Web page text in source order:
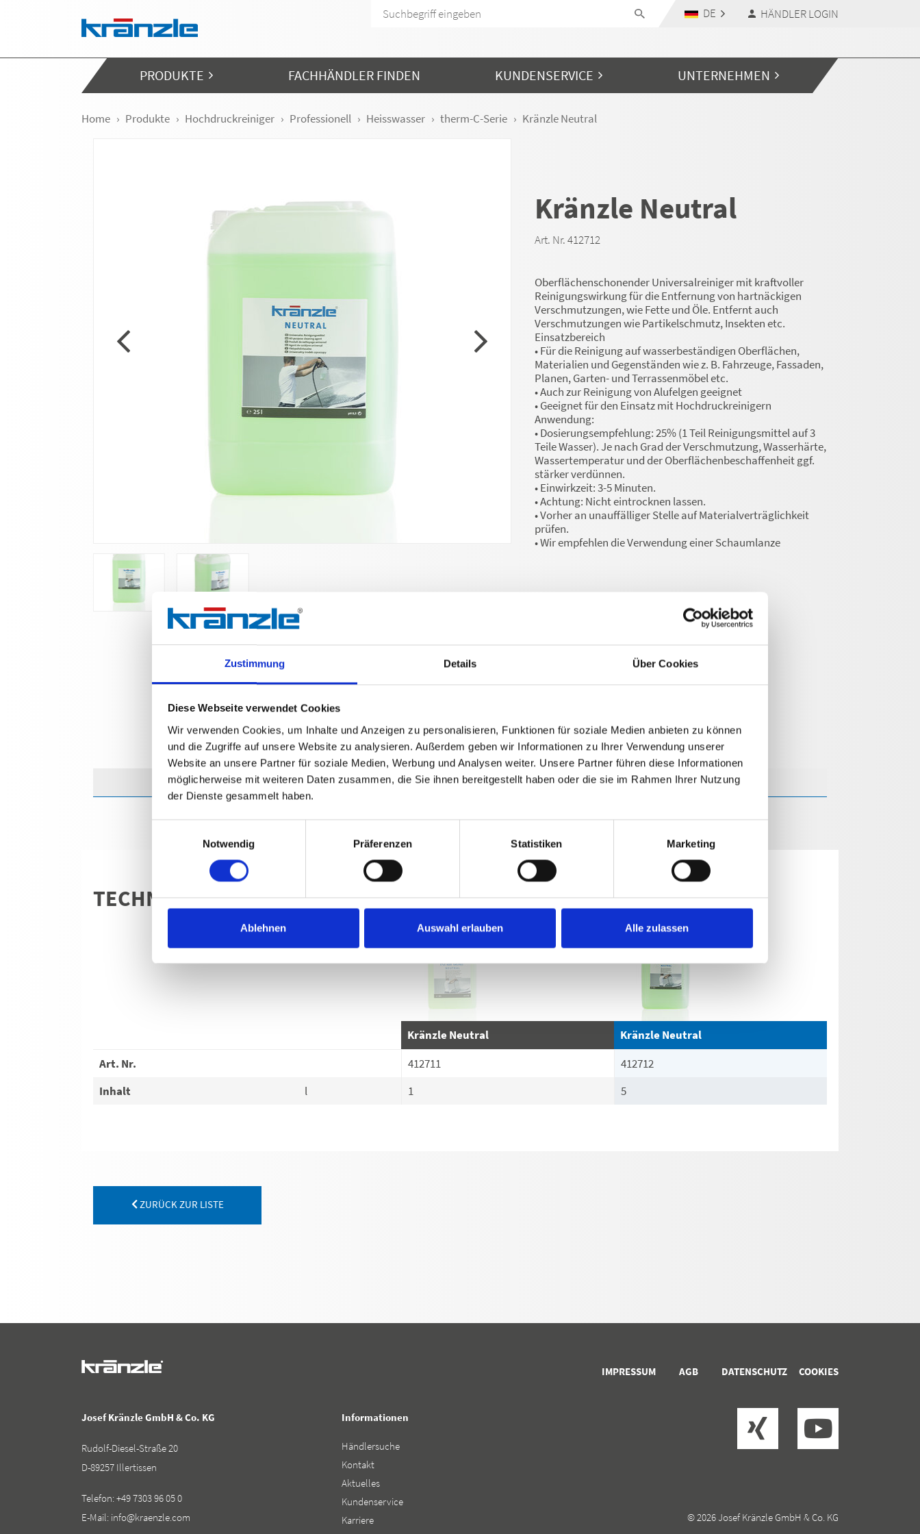
Zustimmung Details Über Cookies
Diese Webseite verwendet Cookies
Wir verwenden Cookies, um Inhalte und Anzeigen zu personalisieren, Funktionen für soziale Medien anbieten zu können
und die Zugriffe auf unsere Website zu analysieren. Außerdem geben wir Informationen zu Ihrer Verwendung unserer
Website an unsere Partner für soziale Medien, Werbung und Analysen weiter. Unsere Partner führen diese Informationen
möglicherweise mit weiteren Daten zusammen, die Sie ihnen bereitgestellt haben oder die sie im Rahmen Ihrer Nutzung
der Dienste gesammelt haben.
Notwendig
Präferenzen Statistiken Marketing
Ablehnen Auswahl erlauben Alle zulassen
Navigation überspringen
DE HÄNDLER LOGIN
PRODUKTE FACHHÄNDLER FINDEN KUNDENSERVICE UNTERNEHMEN
Home Produkte Hochdruckreiniger Professionell Heisswasser therm-C-Serie Kränzle Neutral
Kränzle Neutral
Art. Nr. 412712
Oberflächenschonender Universalreiniger mit kraftvoller
Reinigungswirkung für die Entfernung von hartnäckigen
Verschmutzungen, wie Fette und Öle. Entfernt auch
Verschmutzungen wie Partikelschmutz, Insekten etc.
Einsatzbereich
• Für die Reinigung auf wasserbeständigen Oberflächen,
Materialien und Gegenständen wie z. B. Fahrzeuge, Fassaden,
Planen, Garten- und Terrassenmöbel etc.
• Auch zur Reinigung von Alufelgen geeignet
• Geeignet für den Einsatz mit Hochdruckreinigern
Anwendung:
• Dosierungsempfehlung: 25% (1 Teil Reinigungsmittel auf 3
Teile Wasser). Je nach Grad der Verschmutzung, Wasserhärte,
Wassertemperatur und der Oberflächenbeschaffenheit ggf.
stärker verdünnen.
• Einwirkzeit: 3-5 Minuten.
• Achtung: Nicht eintrocknen lassen.
• Vorher an unauffälliger Stelle auf Materialverträglichkeit
prüfen.
• Wir empfehlen die Verwendung einer Schaumlanze
Technische Angaben
TECHNISCHE ANGABEN
Kränzle Neutral
Kränzle Neutral
Art. Nr.
412711
412712
Inhalt
l 1 5
ZURÜCK ZUR LISTE
IMPRESSUM AGB DATENSCHUTZ COOKIES
Josef Kränzle GmbH & Co. KG
Rudolf-Diesel-Straße 20
D-89257 Illertissen
Telefon:+49 7303 96 05 0
E-Mail: info@kraenzle.com
Informationen
Händlersuche
Kontakt
Aktuelles
Kundenservice
Karriere
© 2026 Josef Kränzle GmbH & Co. KG